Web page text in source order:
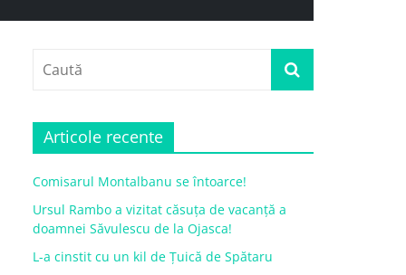
Articole recente
Comisarul Montalbanu se întoarce!
Ursul Rambo a vizitat căsuța de vacanță a
doamnei Săvulescu de la Ojasca!
L-a cinstit cu un kil de Țuică de Spătaru